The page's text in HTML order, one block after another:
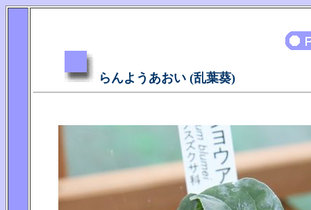
らんようあおい (乱葉葵)